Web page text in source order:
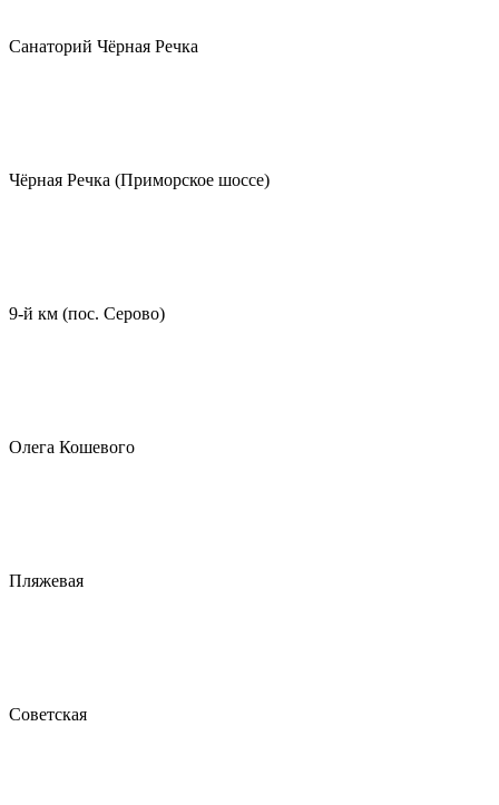
Санаторий Чёрная Речка
Чёрная Речка (Приморское шоссе)
9-й км (пос. Серово)
Олега Кошевого
Пляжевая
Советская